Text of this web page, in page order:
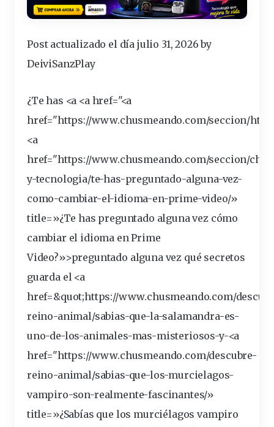
Post actualizado el día julio 31, 2026 by
DeiviSanzPlay
¿Te has <a <a href="<a
href="https://www.chusmeando.com/seccion/
<a
href="https://www.chusmeando.com/seccion/
y-tecnologia/te-has-preguntado-alguna-vez-
como-cambiar-el-idioma-en-prime-video/»
title=»¿Te has preguntado alguna vez cómo
cambiar el idioma en Prime
Video?»>preguntado alguna vez qué secretos
guarda el <a
href=&quot;https://www.chusmeando.com/
reino-animal/sabias-que-la-salamandra-es-
uno-de-los-animales-mas-misteriosos-y-<a
href="https://www.chusmeando.com/descubre-
reino-animal/sabias-que-los-murcielagos-
vampiro-son-realmente-fascinantes/»
title=»¿Sabías que los murciélagos vampiro